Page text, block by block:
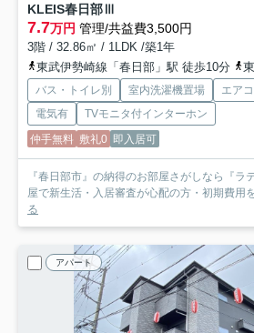
KLEIS春日部Ⅲ
7.7万円 管理/共益費3,500円
3階 / 32.86㎡ / 1LDK /築1年
東武伊勢崎線「春日部」駅 徒歩10分
東
バス・トイレ別 室内洗濯機置場 エア
電気有
TVモニタ付インターホン
仲手無料 敷礼0 即入居可
『春日部市』の納得のお部屋さがしなら『ラ
屋で新生活・入居審査が心配の方・初期費用
る
アパート